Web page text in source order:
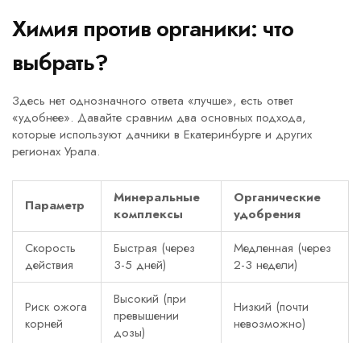
Химия против органики: что
выбрать?
Здесь нет однозначного ответа «лучше», есть ответ
«удобнее». Давайте сравним два основных подхода,
которые используют дачники в Екатеринбурге и других
регионах Урала.
Параметр
Минеральные
комплексы
Органические
удобрения
Скорость
действия
Быстрая (через
3-5 дней)
Медленная (через
2-3 недели)
Риск ожога
корней
Высокий (при
превышении
дозы)
Низкий (почти
невозможно)